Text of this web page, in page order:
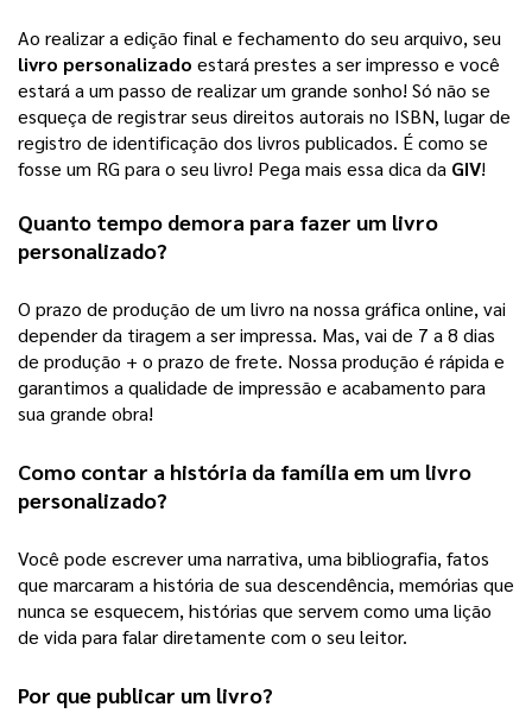
livro personalizado estará prestes a ser impresso e você
estará a um passo de realizar um grande sonho! Só não se
esqueça de registrar seus direitos autorais no ISBN, lugar de
registro de identificação dos livros publicados. É como se
fosse um RG para o seu livro! Pega mais essa dica da GIV!
Quanto tempo demora para fazer um livro
personalizado?
O prazo de produção de um livro na nossa gráfica online, vai
depender da tiragem a ser impressa. Mas, vai de 7 a 8 dias
de produção + o prazo de frete. Nossa produção é rápida e
garantimos a qualidade de impressão e acabamento para
sua grande obra!
Como contar a história da família em um livro
personalizado?
Você pode escrever uma narrativa, uma bibliografia, fatos
que marcaram a história de sua descendência, memórias que
nunca se esquecem, histórias que servem como uma lição
de vida para falar diretamente com o seu leitor.
Por que publicar um livro?